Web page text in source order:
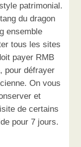
patrimonial.
du dragon
ensemble
tous les sites
payer RMB
pour défrayer
On vous
et
de certains
pour 7 jours.